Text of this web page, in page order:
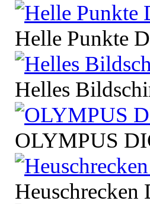
Helle Punkte
Helles
OLYMPUS
Heuschrecken